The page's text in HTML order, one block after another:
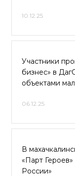
10.12.25
Участники
бизнес» в
объектами
06.12.25
В
«Парт
России»